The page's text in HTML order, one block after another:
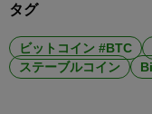
タグ
ビットコイン #BTC
ステーブルコイン